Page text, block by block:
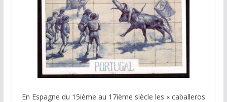
En Espagne du 15ième au 17ième siècle les « caballeros